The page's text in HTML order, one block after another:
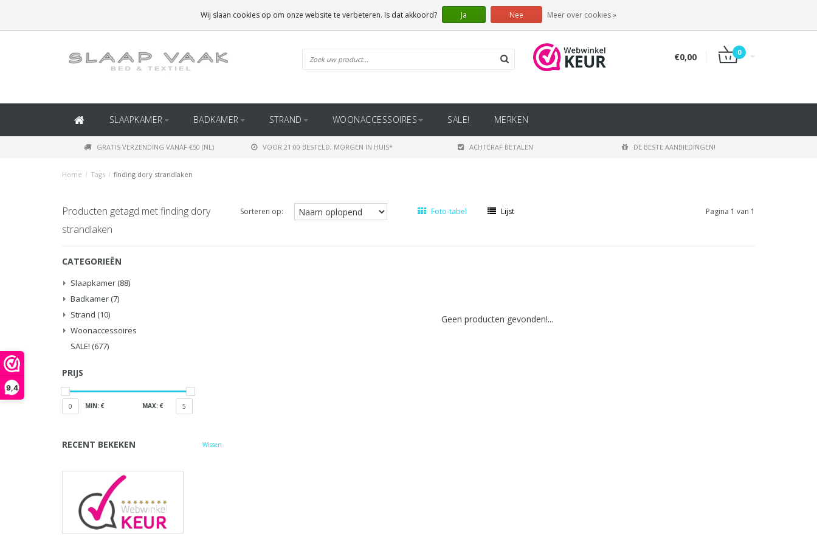
9,4
(BINNEN BELGIË)
€0,00 0
SLAAPKAMER BADKAMER STRAND WOONACCESSOIRES SALE! MERKEN
GRATIS VERZENDING VANAF €50 (NL) VOOR 21:00 BESTELD, MORGEN IN HUIS* ACHTERAF BETALEN DE BESTE AANBIEDINGEN!
Home / Tags / finding dory strandlaken
Producten getagd met finding dory
strandlaken
Sorteren op: Foto-tabel Lijst Pagina 1 van 1
CATEGORIEËN
Slaapkamer (88)
Badkamer (7)
Strand (10)
Woonaccessoires
SALE! (677)
PRIJS
0 MIN: € MAX: € 5
RECENT BEKEKEN Wissen
Geen producten gevonden!...
Wij slaan cookies op om onze website te verbeteren. Is dat akkoord? Ja Nee Meer over cookies »